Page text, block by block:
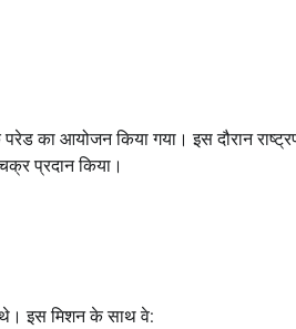
का आयोजन किया गया। इस दौरान
प्रदान किया।
इस मिशन के साथ वे: